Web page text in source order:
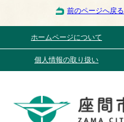
前のページへ戻る
ホームページについて
個人情報の取り扱い